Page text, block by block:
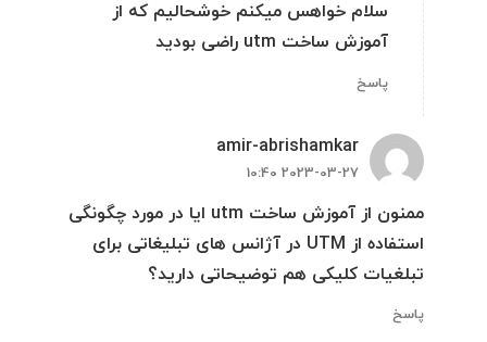
سلام خواهس میکنم خوشحالیم که از
آموزش ساخت utm راضی بودید
پاسخ
amir-abrishamkar
2023-03-27 10:40
ممنون از آموزش ساخت utm ایا در مورد چگونگی
استفاده از UTM در آژانس های تبلیغاتی برای
تبلغیات کلیکی هم توضیحاتی دارید؟
پاسخ